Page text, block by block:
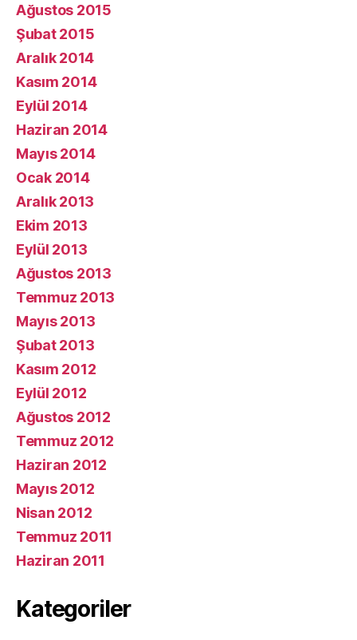
Ağustos 2015
Şubat 2015
Aralık 2014
Kasım 2014
Eylül 2014
Haziran 2014
Mayıs 2014
Ocak 2014
Aralık 2013
Ekim 2013
Eylül 2013
Ağustos 2013
Temmuz 2013
Mayıs 2013
Şubat 2013
Kasım 2012
Eylül 2012
Ağustos 2012
Temmuz 2012
Haziran 2012
Mayıs 2012
Nisan 2012
Temmuz 2011
Haziran 2011
Kategoriler